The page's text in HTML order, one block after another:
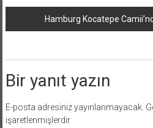
dolaşımı
Hamburg Kocatepe
Bir yanıt yazın
E-posta adresiniz yayınlanmayacak.
işaretlenmişlerdir